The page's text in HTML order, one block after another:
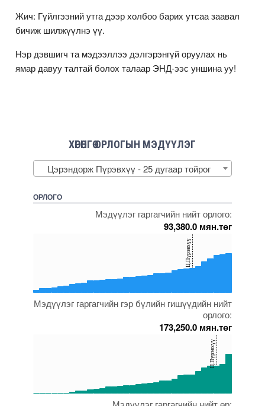
Жич: Гүйлгээний утга дээр холбоо барих утсаа заавал
бичиж шилжүүлнэ үү.
Нэр дэвшигч та мэдээллээ дэлгэрэнгүй оруулах нь
ямар давуу талтай болох талаар ЭНД-ээс уншина уу!
ХӨРӨНГӨ ОРЛОГЫН МЭДҮҮЛЭГ
Цэрэндорж Пүрэвхүү - 25 дугаар тойрог
ОРЛОГО
Мэдүүлэг гаргагчийн нийт орлого:
93,380.0 мян.төг
5000000000000005271950500000000000000527194750000000000000052718295000000000000005236607
Ц.Пүрэвхүү
Мэдүүлэг гаргагчийн гэр бүлийн гишүүдийн нийт
орлого:
173,250.0 мян.төг
Ц.Пүрэвхүү